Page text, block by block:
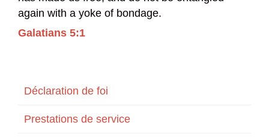
again with a yoke of bondage.
Galatians 5:1
Déclaration de foi
Prestations de service